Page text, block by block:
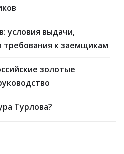
условия выдачи,
требования к заемщикам
золотые
Турлова?